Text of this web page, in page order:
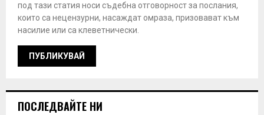
под тази статия носи съдебна отговорност за послания,
които са нецензурни, насаждат омраза, призовават към
насилие или са клеветнически.
ПОСЛЕДВАЙТЕ НИ